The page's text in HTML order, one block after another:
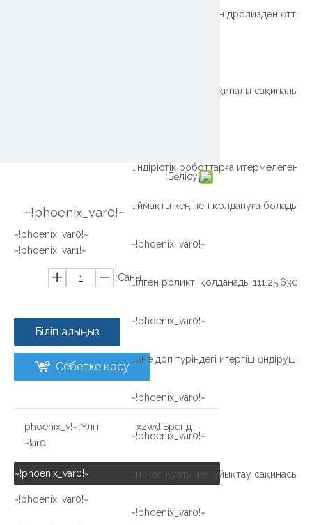
Бөлісу:
~!phoenix_var0!~
~!phoenix_var0!~
~!phoenix_var1!~
Саны:
Біліп алыңыз
Себетке қосу
Үлгі:
~!phoenix_v
ar0!~
Бренд:
xzwd
~!phoenix_var0!~
~!phoenix_var0!~
~!phoenix_var0!~
OEM паллетикалық робот Бір қатарға кесілген роликті қолданады 111.25.630
~!phoenix_var0!~
~!phoenix_var0!~
~!phoenix_var0!~
~!phoenix_var0!~